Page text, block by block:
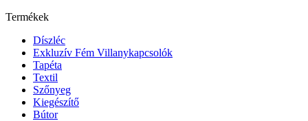
Termékek
Díszléc
Exkluzív Fém Villanykapcsolók
Tapéta
Textil
Szőnyeg
Kiegészítő
Bútor